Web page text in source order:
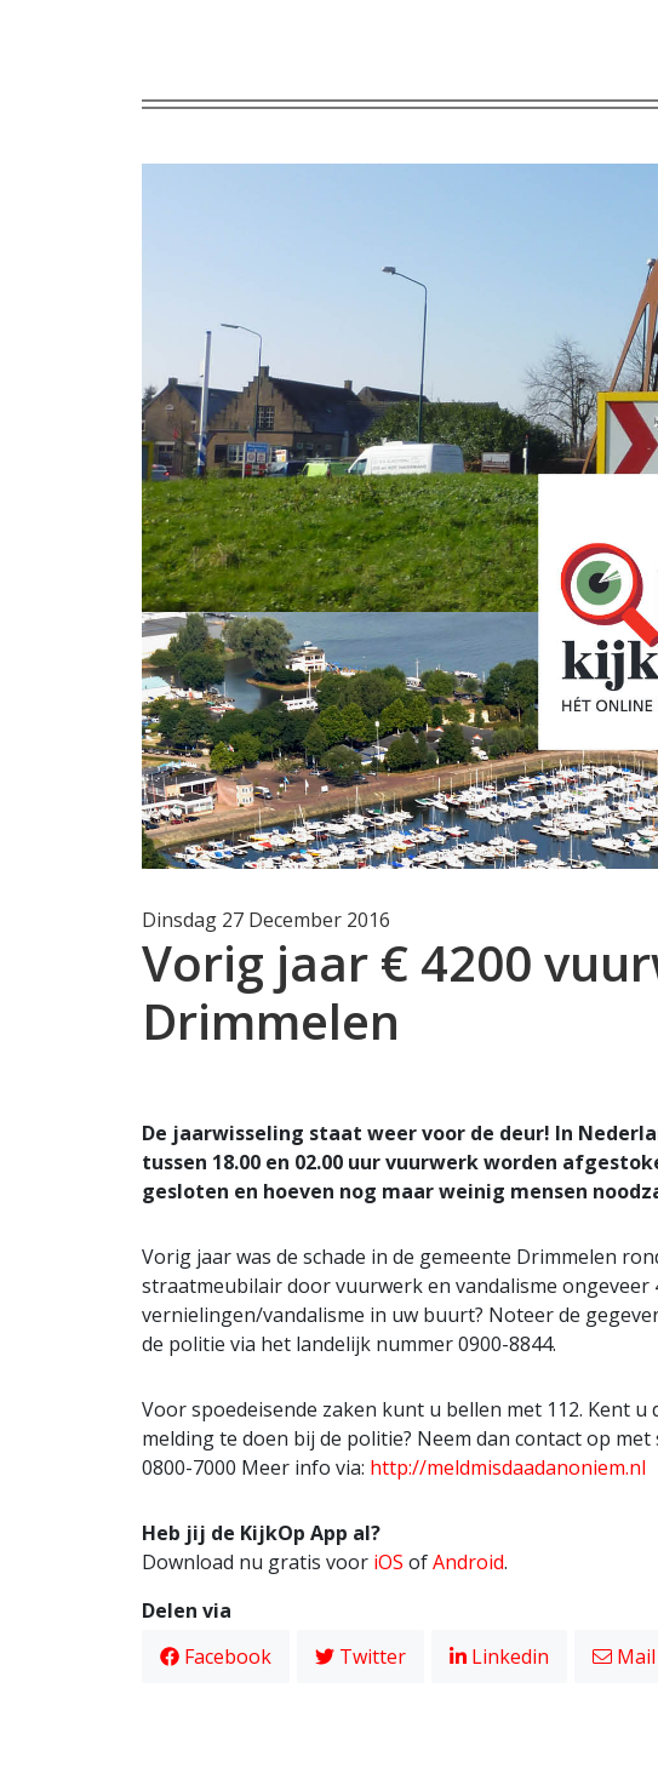
Dinsdag 27 December 2016
Vorig jaar € 4200
Drimmelen
De jaarwisseling staat weer voor de deur! In
tussen 18.00 en 02.00 uur vuurwerk worden
gesloten en hoeven nog maar weinig mensen
Vorig jaar was de schade in de gemeente Drimmelen
straatmeubilair door vuurwerk en vandalisme ongeveer
vernielingen/vandalisme in uw buurt? Noteer de
de politie via het landelijk nummer 0900-8844.
Voor spoedeisende zaken kunt u bellen met 112. Kent
melding te doen bij de politie? Neem dan contact op
0800-7000 Meer info via: http://meldmisdaadanoniem.nl
Heb jij de KijkOp App al?
Download nu gratis voor iOS ofAndroid.
Delen via
Facebook
Twitter Linkedin Mail